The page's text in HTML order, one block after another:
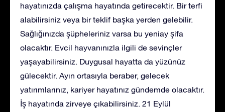
hayatınızda çalışma hayatında getirecektir. Bir terfi
alabilirsiniz veya bir teklif başka yerden gelebilir.
Sağlığınızda şüpheleriniz varsa bu yeniay şifa
olacaktır. Evcil hayvanınızla ilgili de sevinçler
yaşayabilirsiniz. Duygusal hayatta da yüzünüz
gülecektir. Ayın ortasıyla beraber, gelecek
yatırımlarınız, kariyer hayatınız gündemde olacaktır.
İş hayatında zirveye çıkabilirsiniz. 21 Eylül